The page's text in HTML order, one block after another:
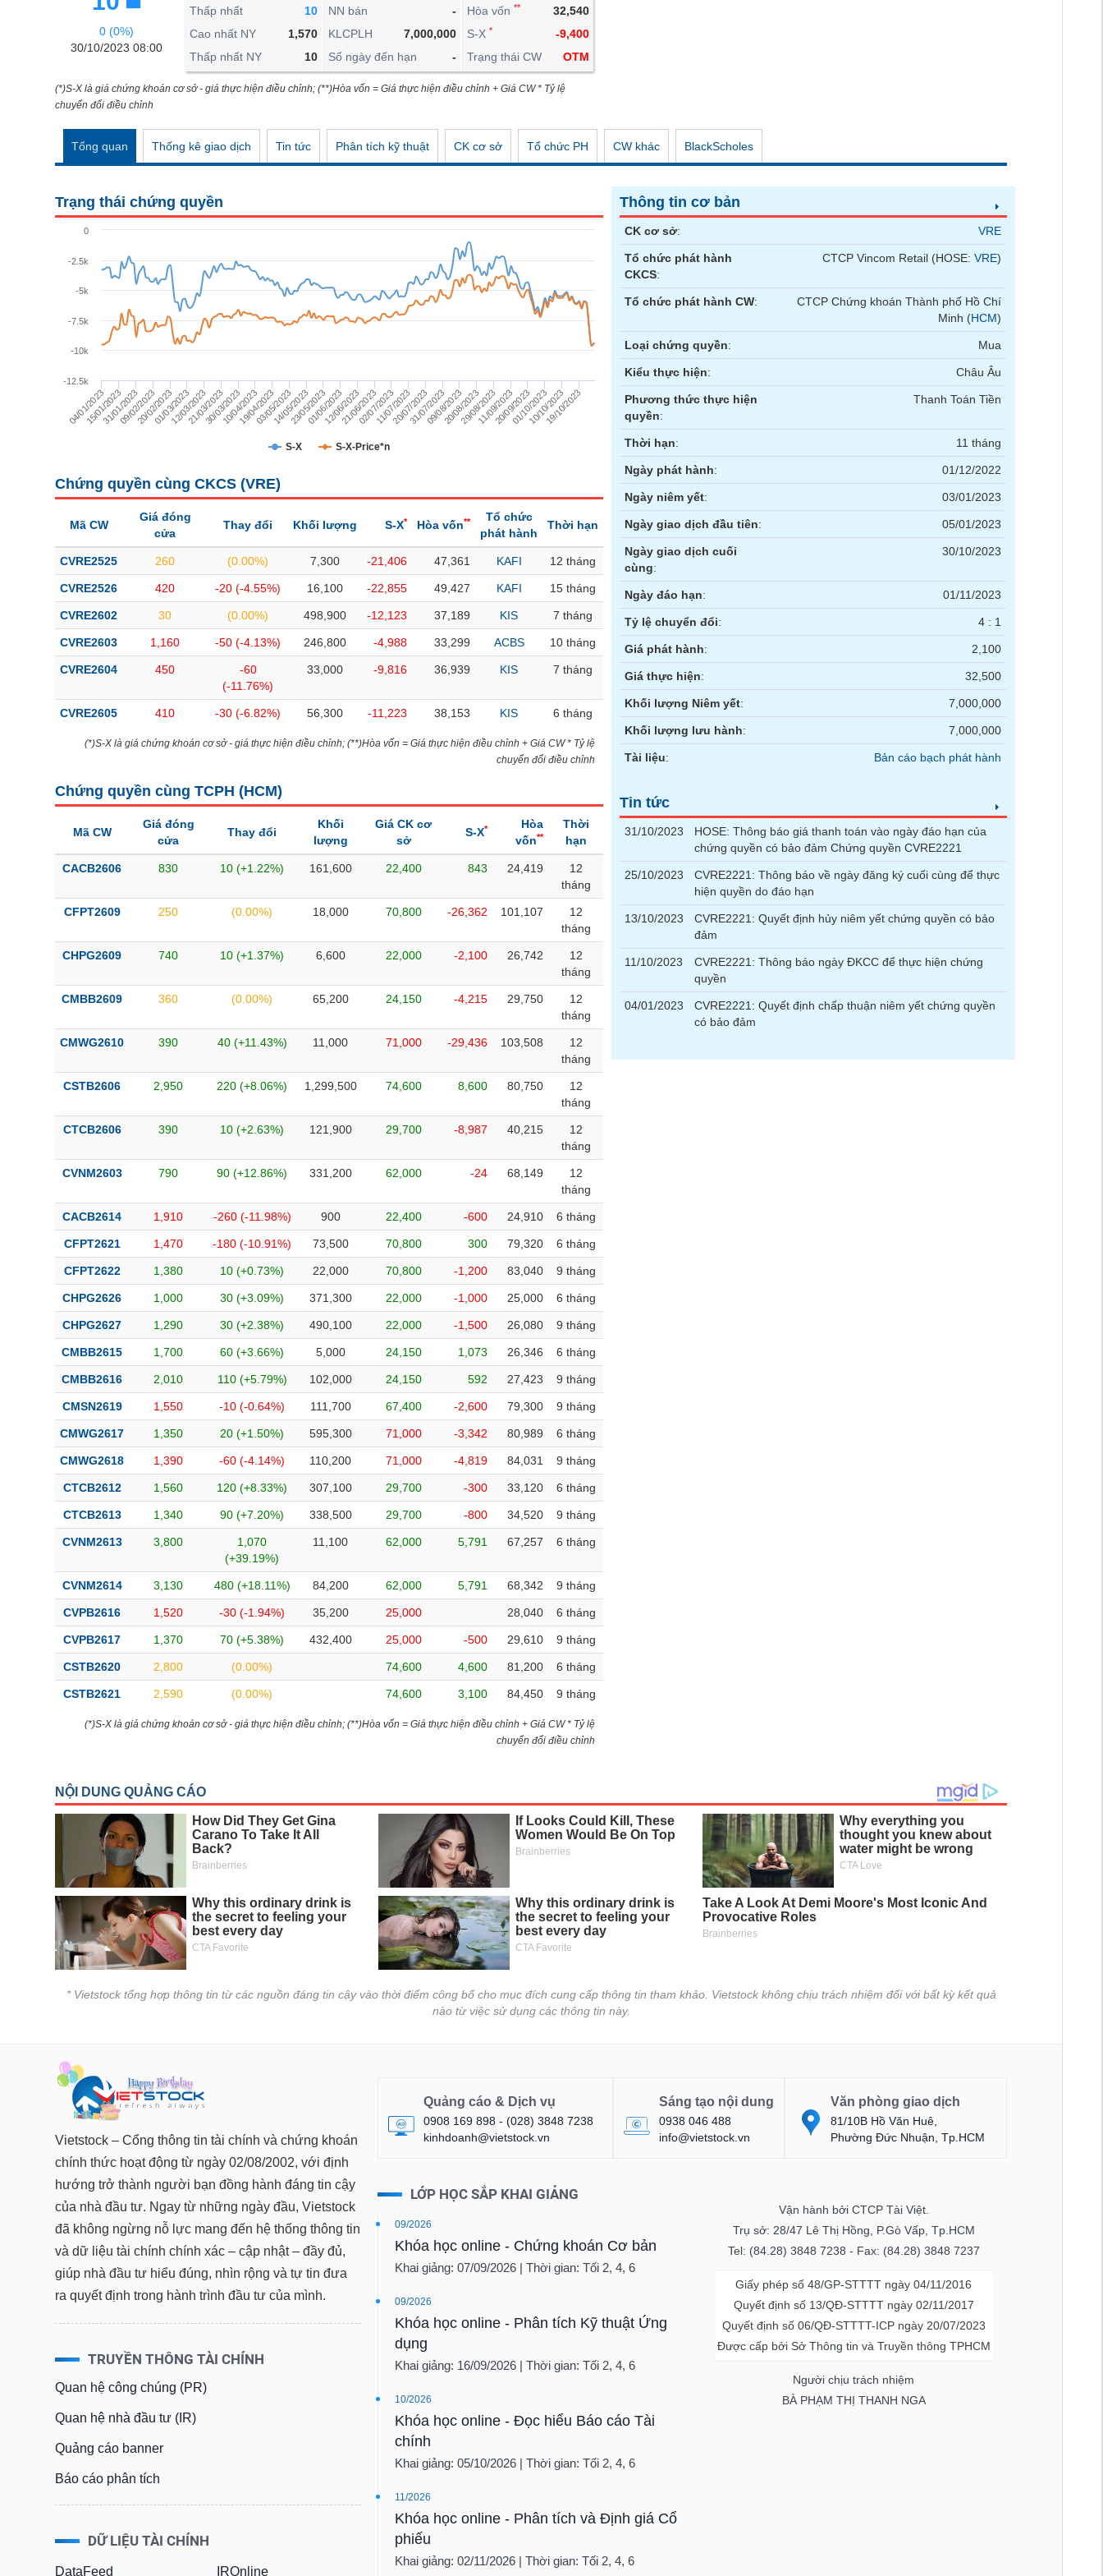
0 (0%)
30/10/2023 08:00
Thấp nhất
10
Cao nhất NY
1,570
Thấp nhất NY
10
NN bán
-
KLCPLH
7,000,000
Số ngày đến hạn
-
Hòa vốn **
32,540
S-X *
-9,400
Trạng thái CW
OTM
(*)S-X là giá chứng khoán cơ sở - giá thực hiện điều chỉnh; (**)Hòa vốn = Giá thực hiện điều chỉnh + Giá CW * Tỷ lệ
chuyển đổi điều chỉnh
Tổng quan Thống kê giao dịch Tin tức Phân tích kỹ thuật CK cơ sở Tổ chức PH CW khác BlackScholes
Trạng thái chứng quyền
S-X S-X-Price*n
04/01/2023
15/01/2023
31/01/2023
09/02/2023
20/02/2023
01/03/2023
12/03/2023
21/03/2023
30/03/2023
10/04/2023
19/04/2023
03/05/2023
14/05/2023
23/05/2023
01/06/2023
12/06/2023
21/06/2023
02/07/2023
11/07/2023
20/07/2023
31/07/2023
09/08/2023
20/08/2023
29/08/2023
11/09/2023
20/09/2023
01/10/2023
10/10/2023
19/10/2023
-12.5k
-10k
-7.5k
-5k
-2.5k
0
Chứng quyền cùng CKCS (VRE)
Mã CW
Giá đóng
cửa
Thay đổi Khối lượng S-X* Hòa vốn**
Tổ chức
phát hành
Thời hạn
CVRE2525 260 (0.00%) 7,300 -21,406 47,361 KAFI 12 tháng
CVRE2526 420 -20 (-4.55%) 16,100 -22,855 49,427 KAFI 15 tháng
CVRE2602 30 (0.00%) 498,900 -12,123 37,189 KIS 7 tháng
CVRE2603 1,160 -50 (-4.13%) 246,800 -4,988 33,299 ACBS 10 tháng
CVRE2604 450
-60
(-11.76%)
33,000 -9,816 36,939 KIS 7 tháng
CVRE2605 410 -30 (-6.82%) 56,300 -11,223 38,153 KIS 6 tháng
(*)S-X là giá chứng khoán cơ sở - giá thực hiện điều chỉnh; (**)Hòa vốn = Giá thực hiện điều chỉnh + Giá CW * Tỷ lệ
chuyển đổi điều chỉnh
Chứng quyền cùng TCPH (HCM)
Mã CW
Giá đóng
cửa
Thay đổi
Khối
lượng
Giá CK cơ
sở
S-X*
Hòa
vốn**
Thời
hạn
CACB2606 830 10 (+1.22%) 161,600 22,400 843 24,419
12
tháng
CFPT2609 250 (0.00%) 18,000 70,800 -26,362 101,107
12
tháng
CHPG2609 740 10 (+1.37%) 6,600 22,000 -2,100 26,742
12
tháng
CMBB2609 360 (0.00%) 65,200 24,150 -4,215 29,750
12
tháng
CMWG2610 390 40 (+11.43%) 11,000 71,000 -29,436 103,508
12
tháng
CSTB2606 2,950 220 (+8.06%) 1,299,500 74,600 8,600 80,750
12
tháng
CTCB2606 390 10 (+2.63%) 121,900 29,700 -8,987 40,215
12
tháng
CVNM2603 790 90 (+12.86%) 331,200 62,000 -24 68,149
12
tháng
CACB2614 1,910 -260 (-11.98%) 900 22,400 -600 24,910 6 tháng
CFPT2621 1,470 -180 (-10.91%) 73,500 70,800 300 79,320 6 tháng
CFPT2622 1,380 10 (+0.73%) 22,000 70,800 -1,200 83,040 9 tháng
CHPG2626 1,000 30 (+3.09%) 371,300 22,000 -1,000 25,000 6 tháng
CHPG2627 1,290 30 (+2.38%) 490,100 22,000 -1,500 26,080 9 tháng
CMBB2615 1,700 60 (+3.66%) 5,000 24,150 1,073 26,346 6 tháng
CMBB2616 2,010 110 (+5.79%) 102,000 24,150 592 27,423 9 tháng
CMSN2619 1,550 -10 (-0.64%) 111,700 67,400 -2,600 79,300 9 tháng
CMWG2617 1,350 20 (+1.50%) 595,300 71,000 -3,342 80,989 6 tháng
CMWG2618 1,390 -60 (-4.14%) 110,200 71,000 -4,819 84,031 9 tháng
CTCB2612 1,560 120 (+8.33%) 307,100 29,700 -300 33,120 6 tháng
CTCB2613 1,340 90 (+7.20%) 338,500 29,700 -800 34,520 9 tháng
CVNM2613 3,800
1,070
(+39.19%)
11,100 62,000 5,791 67,257 6 tháng
CVNM2614 3,130 480 (+18.11%) 84,200 62,000 5,791 68,342 9 tháng
CVPB2616 1,520 -30 (-1.94%) 35,200 25,000 28,040 6 tháng
CVPB2617 1,370 70 (+5.38%) 432,400 25,000 -500 29,610 9 tháng
CSTB2620 2,800 (0.00%) 74,600 4,600 81,200 6 tháng
CSTB2621 2,590 (0.00%) 74,600 3,100 84,450 9 tháng
(*)S-X là giá chứng khoán cơ sở - giá thực hiện điều chỉnh; (**)Hòa vốn = Giá thực hiện điều chỉnh + Giá CW * Tỷ lệ
chuyển đổi điều chỉnh
Thông tin cơ bản
CK cơ sở: VRE
Tổ chức phát hành
CKCS:
CTCP Vincom Retail (HOSE:VRE)
Tổ chức phát hành CW:
CTCP Chứng khoán Thành phố Hồ Chí
Minh (HCM)
Loại chứng quyền: Mua
Kiểu thực hiện: Châu Âu
Phương thức thực hiện
quyền:
Thanh Toán Tiền
Thời hạn: 11 tháng
Ngày phát hành: 01/12/2022
Ngày niêm yết: 03/01/2023
Ngày giao dịch đầu tiên: 05/01/2023
Ngày giao dịch cuối
cùng:
30/10/2023
Ngày đáo hạn: 01/11/2023
Tỷ lệ chuyển đổi: 4 : 1
Giá phát hành: 2,100
Giá thực hiện: 32,500
Khối lượng Niêm yết: 7,000,000
Khối lượng lưu hành: 7,000,000
Tài liệu: Bản cáo bạch phát hành
Tin tức
31/10/2023
HOSE: Thông báo giá thanh toán vào ngày đáo hạn của
chứng quyền có bảo đảm Chứng quyền CVRE2221
25/10/2023
CVRE2221: Thông báo về ngày đăng ký cuối cùng để thực
hiện quyền do đáo hạn
13/10/2023
CVRE2221: Quyết định hủy niêm yết chứng quyền có bảo
đảm
11/10/2023
CVRE2221: Thông báo ngày ĐKCC để thực hiện chứng
quyền
04/01/2023
CVRE2221: Quyết định chấp thuận niêm yết chứng quyền
có bảo đảm
* Vietstock tổng hợp thông tin từ các nguồn đáng tin cậy vào thời điểm công bố cho mục đích cung cấp thông tin tham khảo. Vietstock không chịu trách nhiệm đối với bất kỳ kết quả
nào từ việc sử dụng các thông tin này.
Vietstock – Cổng thông tin tài chính và chứng khoán
chính thức hoạt động từ ngày 02/08/2002, với định
hướng trở thành người bạn đồng hành đáng tin cậy
của nhà đầu tư. Ngay từ những ngày đầu, Vietstock
đã không ngừng nỗ lực mang đến hệ thống thông tin
và dữ liệu tài chính chính xác – cập nhật – đầy đủ,
giúp nhà đầu tư hiểu đúng, nhìn rộng và tự tin đưa
ra quyết định trong hành trình đầu tư của mình.
TRUYỀN THÔNG TÀI CHÍNH
Quan hệ công chúng (PR)
Quan hệ nhà đầu tư (IR)
Quảng cáo banner
Báo cáo phân tích
DỮ LIỆU TÀI CHÍNH
DataFeed IROnline
Quảng cáo & Dịch vụ
0908 169 898 - (028) 3848 7238
kinhdoanh@vietstock.vn
Sáng tạo nội dung
0938 046 488
info@vietstock.vn
Văn phòng giao dịch
81/10B Hồ Văn Huê,
Phường Đức Nhuận, Tp.HCM
LỚP HỌC SẮP KHAI GIẢNG
09/2026
Khóa học online - Chứng khoán Cơ bản
Khai giảng: 07/09/2026 | Thời gian: Tối 2, 4, 6
09/2026
Khóa học online - Phân tích Kỹ thuật Ứng
dụng
Khai giảng: 16/09/2026 | Thời gian: Tối 2, 4, 6
10/2026
Khóa học online - Đọc hiểu Báo cáo Tài
chính
Khai giảng: 05/10/2026 | Thời gian: Tối 2, 4, 6
11/2026
Khóa học online - Phân tích và Định giá Cổ
phiếu
Khai giảng: 02/11/2026 | Thời gian: Tối 2, 4, 6
Vận hành bởi CTCP Tài Việt.
Trụ sở: 28/47 Lê Thị Hồng, P.Gò Vấp, Tp.HCM
Tel: (84.28) 3848 7238 - Fax: (84.28) 3848 7237
Giấy phép số 48/GP-STTTT ngày 04/11/2016
Quyết định số 13/QĐ-STTTT ngày 02/11/2017
Quyết định số 06/QĐ-STTTT-ICP ngày 20/07/2023
Được cấp bởi Sở Thông tin và Truyền thông TPHCM
Người chịu trách nhiệm
BÀ PHẠM THỊ THANH NGA
THẾ GIỚI
ĐÔNG DƯƠNG
PHÂN TÍCH
CÔNG CỤ ĐẦU TƯ
XUẤT DỮ LIỆU
TIN MỚI
VS-SECTOR
NGUYÊN VẬT LIỆU
TIÊU DÙNG KHÔNG THIẾT YẾU
TIÊU DÙNG THIẾT YẾU
CHĂM SÓC SỨC KHỎE
CÔNG NGHỆ THÔNG TIN
BẤT ĐỘNG SẢN
Mã chứng khoán(-)
Cổ phiếu Chỉ số Chứng chỉ quỹ Chứng quyền Hợp đồng tương lai Trái phiếu
Lãnh đạo(-)
Người nội bộ Người liên quan Cổ đông lớn
Tin tức(-)
Bài viết của tác giả(-)
Báo cáo phân tích(-)
Thuật ngữ(-)
Dịch vụ(-)
Đào tạo
Công cụ đầu tư
Truyền thông tài chính